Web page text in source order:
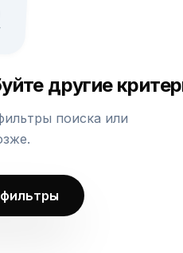
другие
поиска или